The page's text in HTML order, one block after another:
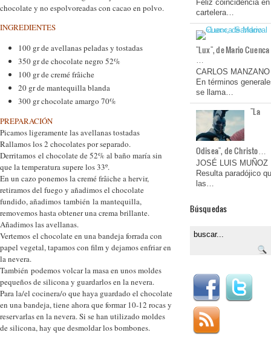
chocolate y no espolvoreadas con cacao en polvo.
INGREDIENTES
100 gr de avellanas peladas y tostadas
350 gr de chocolate negro 52%
100 gr de cremé frâiche
20 gr de mantequilla blanda
300 gr chocolate amargo 70%
PREPARACIÓN
Picamos ligeramente las avellanas tostadas
Rallamos los 2 chocolates por separado.
Derritamos el chocolate de 52% al baño maría sin
que la temperatura supere los 33º.
En un cazo ponemos la cremé frâiche a hervir,
retiramos del fuego y añadimos el chocolate
fundido, añadimos también la mantequilla,
removemos hasta obtener una crema brillante.
Añadimos las avellanas.
Vertemos el chocolate en una bandeja forrada con
papel vegetal, tapamos con film y dejamos enfriar en
la nevera.
También podemos volcar la masa en unos moldes
pequeños de silicona y guardarlos en la nevera.
Para la/el cocinera/o que haya guardado el chocolate
en una bandeja, tiene ahora que formar 10-12 rocas y
reservarlas en la nevera. Si se han utilizado moldes
de silicona, hay que desmoldar los bombones.
Feliz coincidencia en
cartelera…
"Lux", de Mario Cuenca
…
CARLOS MANZANO
En términos
se llama…
"La
Odisea", de Christo…
JOSÉ LUIS MUÑOZ
Resulta paradójico
las…
Búsquedas